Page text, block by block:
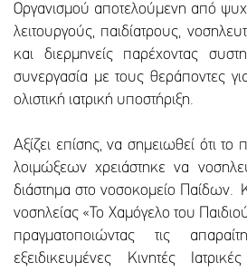
Οργανισμού αποτελούμενη από
λειτουργούς, παιδίατρους,
και διερμηνείς παρέχοντας
συνεργασία με τους θεράποντες
ολιστική ιατρική υποστήριξη.
Αξίζει επίσης, να σημειωθεί ότι
λοιμώξεων χρειάστηκε να
διάστημα στο νοσοκομείο Παίδων.
νοσηλείας «Το Χαμόγελο του
πραγματοποιώντας τις
εξειδικευμένες Κινητές